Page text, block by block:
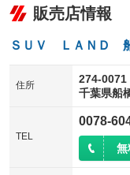
販売店情報
ＳＵＶ ＬＡＮＤ
住所
274-0071
千葉県船
TEL
0078-
無